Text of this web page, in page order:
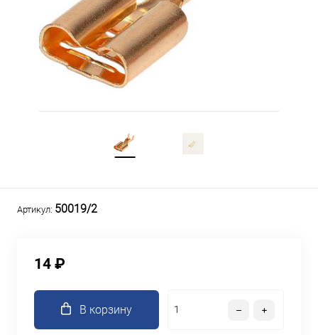
Артикул: 50019/2
14 ₽
В корзину